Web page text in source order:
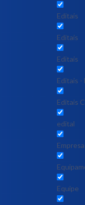
Editais
Editais
Editais
Editais -
Editais
edital
Equipe